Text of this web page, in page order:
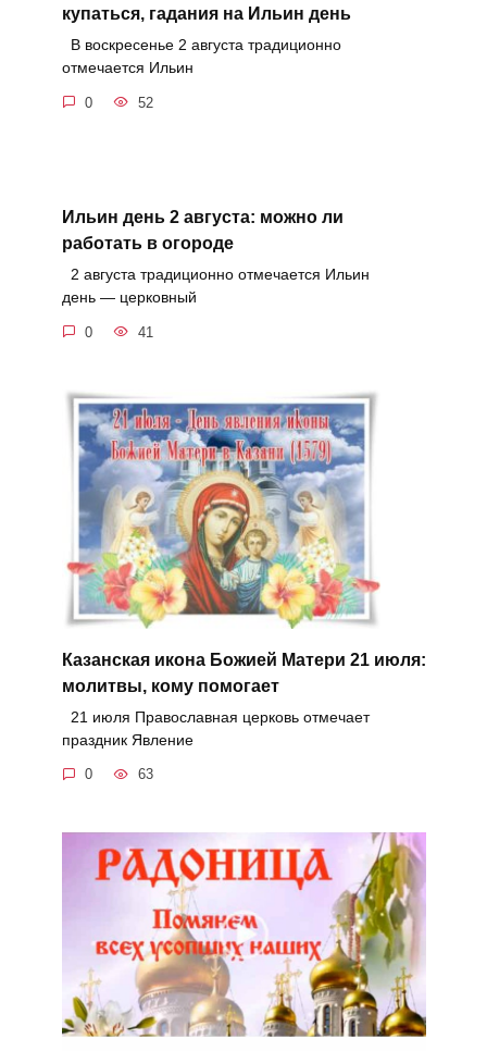
купаться, гадания на Ильин день
В воскресенье 2 августа традиционно
отмечается Ильин
0 52
Ильин день 2 августа: можно ли
работать в огороде
2 августа традиционно отмечается Ильин
день — церковный
0 41
Казанская икона Божией Матери 21 июля:
молитвы, кому помогает
21 июля Православная церковь отмечает
праздник Явление
0 63